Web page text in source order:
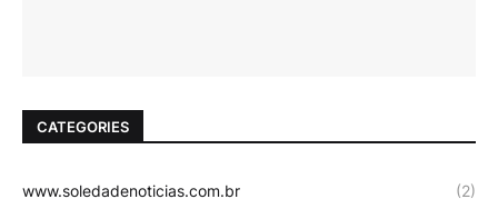
CATEGORIES
www.soledadenoticias.com.br (2)